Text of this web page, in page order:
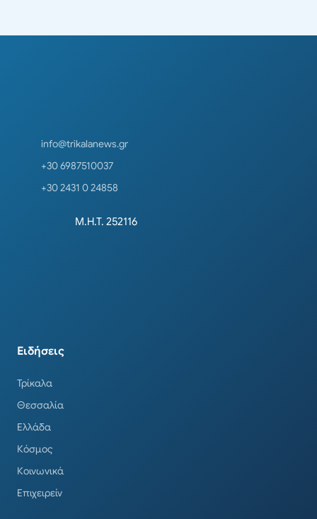
info@trikalanews.gr
+30 6987510037
+30 2431 0 24858
Μ.Η.Τ. 252116
Ειδήσεις
Τρίκαλα
Θεσσαλία
Ελλάδα
Κόσμος
Κοινωνικά
Επιχειρείν